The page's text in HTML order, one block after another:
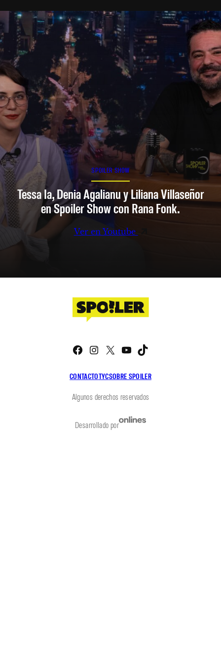
SPOILER SHOW
Tessa Ia, Denia Agalianu y Liliana Villaseñor
en Spoiler Show con Rana Fonk.
Ver en Youtube
CONTACTOTYCSOBRE SPOILER
Facebook
Instagram
X YouTube
Algunos derechos reservados
Desarrollado por